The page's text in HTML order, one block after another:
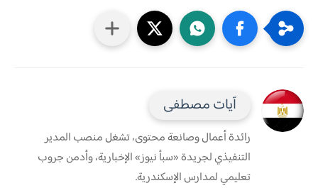
آيات مصطفى
رائدة أعمال وصانعة محتوى، تشغل منصب المدير
التنفيذي لجريدة «سبأ نيوز» الإخبارية، وأدمن جروب
تعليمي لمدارس الإسكندرية.